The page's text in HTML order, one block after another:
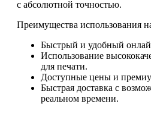
с абсолютной точностью.
Преимущества использования
Быстрый и удобный
Использование
для печати.
Доступные цены и
Быстрая доставка с
реальном времени.